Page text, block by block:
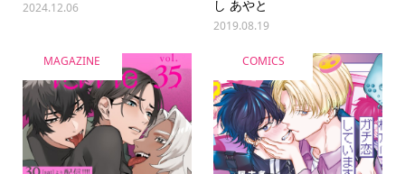
2024.12.06
し あやと
2019.08.19
MAGAZINE COMICS